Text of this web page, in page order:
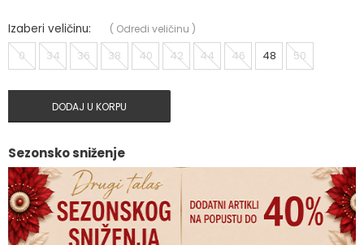
Izaberi veličinu: ( Odredi veličinu )
0 34 36 38 40 42 44 46 48 50
DODAJ U KORPU
Sezonsko sniženje